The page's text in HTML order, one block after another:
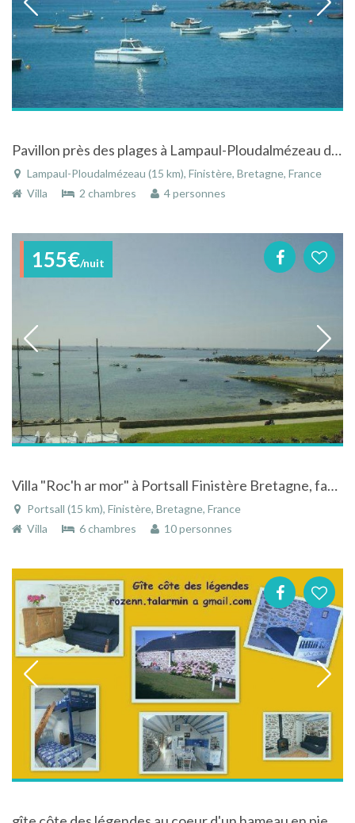
Pavillon près des plages à Lampaul-Ploudalmézeau dans le Finistère en Bretagne
Lampaul-Ploudalmézeau (15 km), Finistère, Bretagne, France
Villa
2 chambres 4 personnes
155€/nuit
Villa "Roc'h ar mor" à Portsall Finistère Bretagne, face à la mer d'Iroise
Portsall (15 km), Finistère, Bretagne, France
Villa
6 chambres 10 personnes